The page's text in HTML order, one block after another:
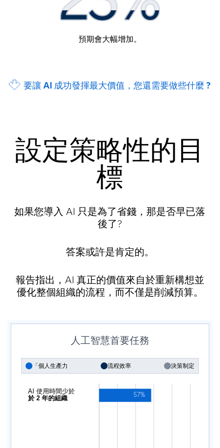
預期會大幅增加。
要讓 AI 成功發揮最大價值，您還需要做些什麼 ?
設定策略性的目
標
如果您導入 AI 只是為了省錢，那是否早已落
後了?
答案或許是肯定的。
報告指出，AI 真正的價值來自於重新構想並
優化整個組織的流程，而不僅是削減預算。
人工智慧首要任務
「個人生產力 流程效率 決策制定